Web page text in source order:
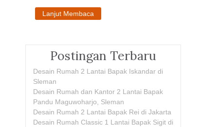
Lanjut Membaca
Postingan Terbaru
Desain Rumah 2 Lantai Bapak Iskandar di
Sleman
Desain Rumah dan Kantor 2 Lantai Bapak
Pandu Maguwoharjo, Sleman
Desain Rumah 2 Lantai Bapak Rei di Jakarta
Desain Rumah Classic 1 Lantai Bapak Sigit di